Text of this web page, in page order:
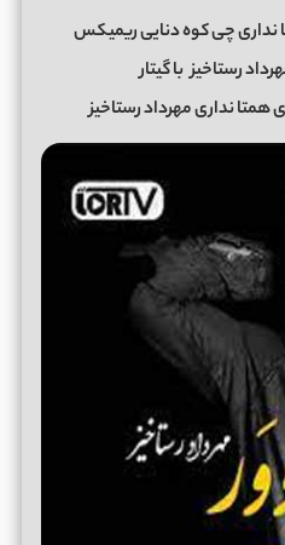
نداری چی کوه دنایی ریمیکس
رستاخیزبا گیتار
همتا نداری مهرداد رستاخیز